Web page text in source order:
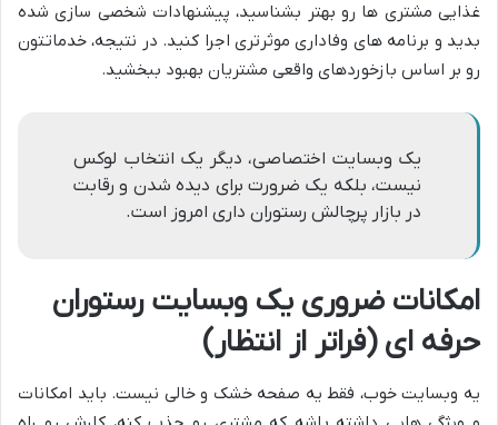
غذایی مشتری ها رو بهتر بشناسید، پیشنهادات شخصی سازی شده
بدید و برنامه های وفاداری موثرتری اجرا کنید. در نتیجه، خدماتتون
رو بر اساس بازخوردهای واقعی مشتریان بهبود ببخشید.
یک وبسایت اختصاصی، دیگر یک انتخاب لوکس
نیست، بلکه یک ضرورت برای دیده شدن و رقابت
در بازار پرچالش رستوران داری امروز است.
امکانات ضروری یک وبسایت رستوران
حرفه ای (فراتر از انتظار)
یه وبسایت خوب، فقط یه صفحه خشک و خالی نیست. باید امکانات